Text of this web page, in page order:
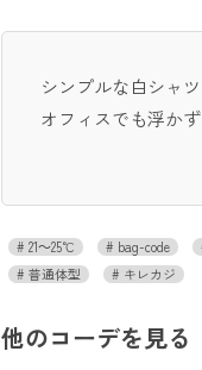
シンプルな白シャ
オフィスでも浮か
21～25℃ bag-code
普通体型
キレカジ
他のコーデを見る